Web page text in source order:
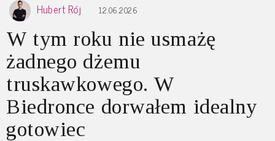
Hubert Rój 12.06.2026
W tym roku nie usmażę
żadnego dżemu
truskawkowego. W
Biedronce dorwałem idealny
gotowiec